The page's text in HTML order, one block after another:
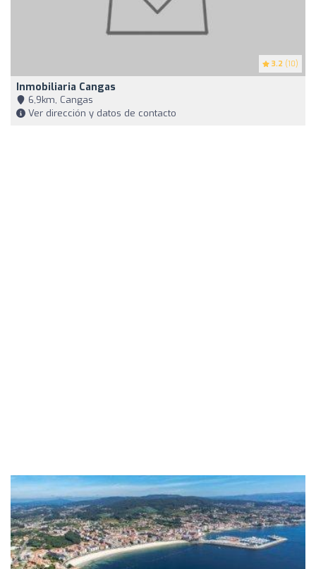
3.2 (10)
Inmobiliaria Cangas
6,9km, Cangas
Ver dirección y datos de contacto